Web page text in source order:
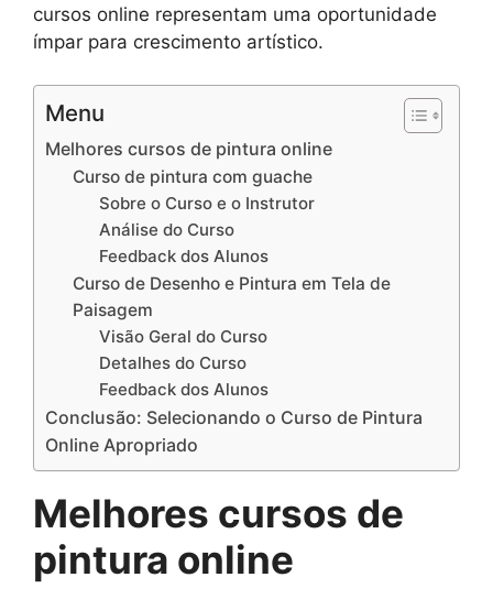
cursos online representam uma oportunidade
ímpar para crescimento artístico.
Menu
Melhores cursos de pintura online
Curso de pintura com guache
Sobre o Curso e o Instrutor
Análise do Curso
Feedback dos Alunos
Curso de Desenho e Pintura em Tela de
Paisagem
Visão Geral do Curso
Detalhes do Curso
Feedback dos Alunos
Conclusão: Selecionando o Curso de Pintura
Online Apropriado
Melhores cursos de
pintura online